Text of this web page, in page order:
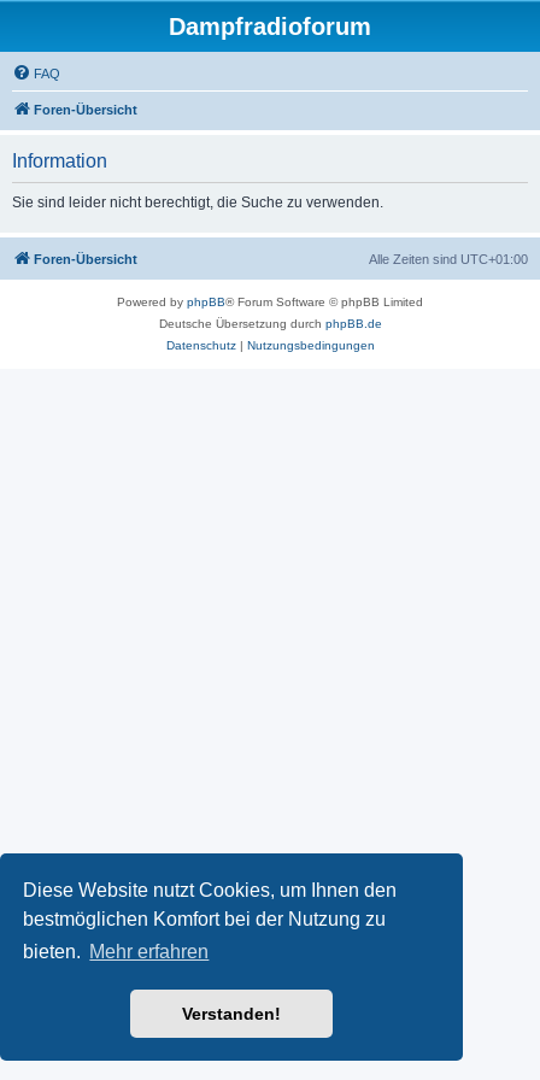
Diese Website nutzt Cookies, um Ihnen den
bestmöglichen Komfort bei der Nutzung zu
bieten. Mehr erfahren
Verstanden!
Dampfradioforum
FAQ
Foren-Übersicht
Information
Sie sind leider nicht berechtigt, die Suche zu verwenden.
Foren-Übersicht Alle Zeiten sind UTC+01:00
Powered by phpBB® Forum Software © phpBB Limited
Deutsche Übersetzung durch phpBB.de
Datenschutz| Nutzungsbedingungen